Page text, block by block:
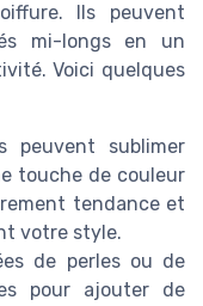
Ils peuvent
mi-longs en un
Voici quelques
peuvent sublimer
touche de couleur
tendance et
votre style.
de perles ou de
pour ajouter de